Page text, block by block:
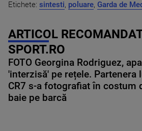
Etichete: sintesti, poluare, Garda de
ARTICOL
SPORT.RO
FOTO Georgina Rodriguez,
'interzisă' pe rețele. Partenera
CR7 s-a fotografiat în costum
baie pe barcă